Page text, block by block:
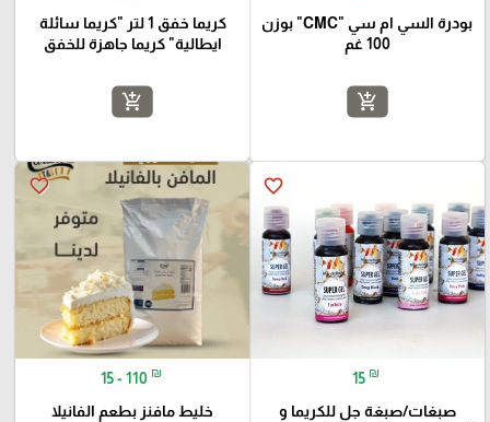
بودرة السي ام سي "CMC" بوزن
100 غم
add_shopping_cart
كريما خفق 1 لتر "كريما سائلة
ايطالية" كريما جاهزة للخفق
add_shopping_cart
favorite_border
15 ₪
صبغات/صبغة جل للكريما و
favorite_border
15 - 110 ₪
خليط مافنز بطعم الفانيلا